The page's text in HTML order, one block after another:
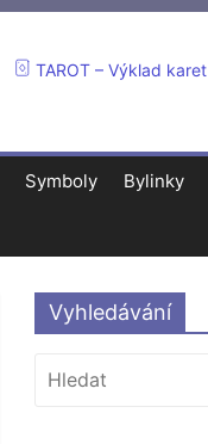
TAROT – Výklad karet
Symboly Bylinky
Vyhledávání